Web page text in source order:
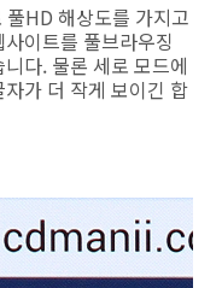
HD 해상도를 가지고
이트를 풀브라우징
다. 물론 세로 모드에
가 더 작게 보이긴 합